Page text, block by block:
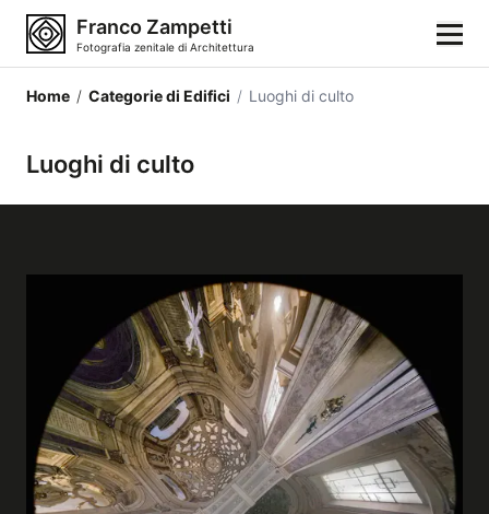
Franco Zampetti
Fotografia zenitale di Architettura
Luoghi
Città
Stili architettonici
Elementi architettonici
Architetti e autori
Home / Categorie di Edifici / Luoghi di culto
Luoghi di culto